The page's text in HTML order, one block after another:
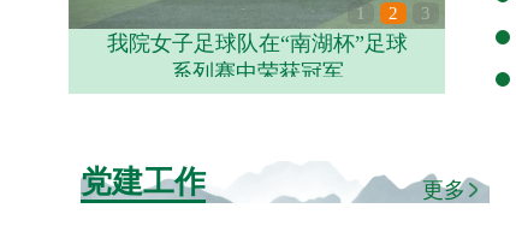
1 2 3
我院女子足球队在“南湖杯”足球
系列赛中荣获冠军
党建工作 更多